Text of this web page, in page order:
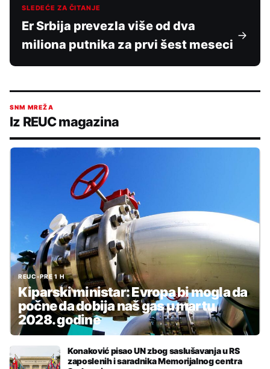
SLEDEĆE ZA ČITANJE
Er Srbija prevezla više od dva
miliona putnika za prvi šest meseci
SNM MREŽA
Iz REUC magazina
REUC•PRE 1 H
Kiparski ministar: Evropa bi mogla da
počne da dobija naš gas u martu
2028. godine
Konaković pisao UN zbog saslušavanja u RS
zaposlenih i saradnika Memorijalnog centra